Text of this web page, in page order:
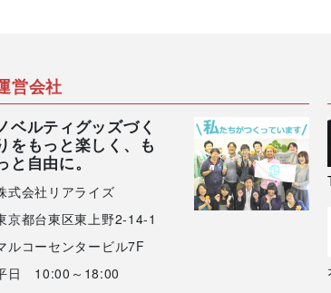
営会社
ベルティグッズづく
をもっと楽しく、も
と自由に。
式会社リアライズ
京都台東区東上野2-14-1
ルコーセンタービル7F
日 10:00～18:00